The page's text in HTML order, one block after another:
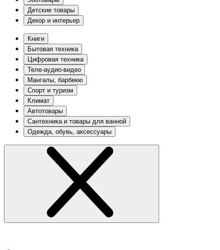
Детские товары
Декор и интерьер
Книги
Бытовая техника
Цифровая техника
Теле-аудио-видео
Мангалы, барбекю
Спорт и туризм
Климат
Автотовары
Сантехника и товары для ванной
Одежда, обувь, аксессуары